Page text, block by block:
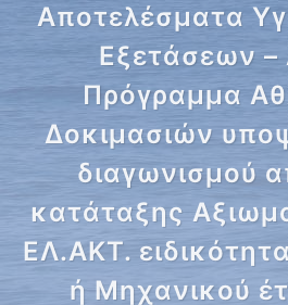
Αποτελέσματα
Εξετάσεων
Πρόγραμμα
Δοκιμασιών
διαγωνισμού
κατάταξης
ΕΛ.ΑΚΤ.
ή Μηχανικού